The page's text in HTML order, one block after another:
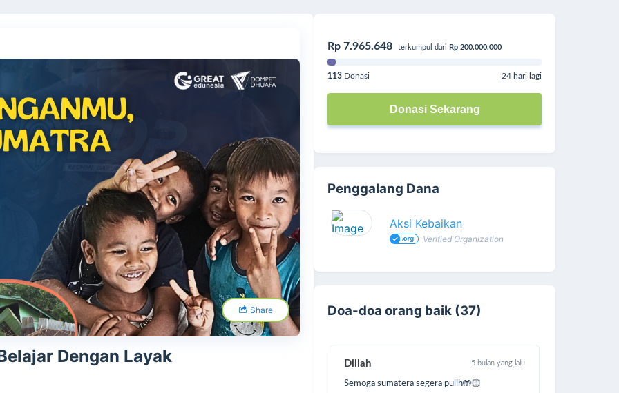
Share
Dengan Layak
Rp 7.965.648 terkumpul dari Rp 200.000.000
113 Donasi 24 hari lagi
Donasi Sekarang
Penggalang Dana
Aksi Kebaikan
Verified Organization
Doa-doa orang baik (37)
Dillah 5 bulan yang lalu
Semoga sumatera segera pulih🤲🏻